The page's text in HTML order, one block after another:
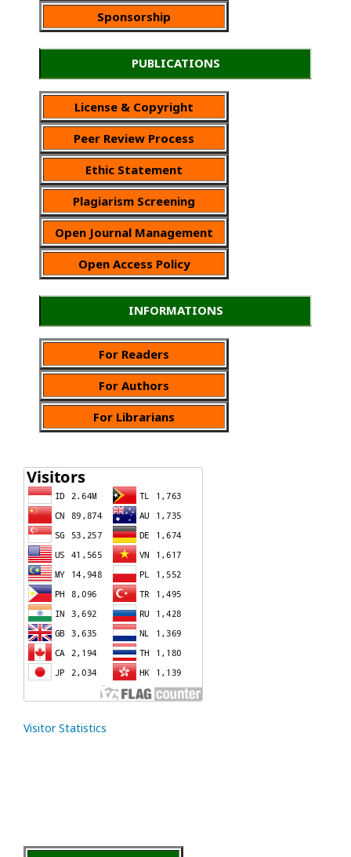
Sponsorship
PUBLICATIONS
License & Copyright
Peer Review Process
Ethic Statement
Plagiarism Screening
Open Journal Management
Open Access Policy
INFORMATIONS
For Readers
For Authors
For Librarians
Visitor Statistics